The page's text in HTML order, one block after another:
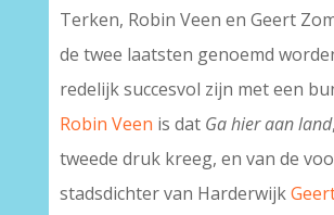
Terken, Robin Veen en Geert
de twee laatsten genoemd
redelijk succesvol zijn met een
Robin Veen is dat Ga hier aan land
tweede druk kreeg, en van de
stadsdichter van Harderwijk